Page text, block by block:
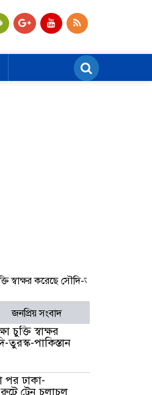
করেছে সৌদি-তুরস্ক-পাকিস্তান
জনপ্রিয় সংবাদ
চুক্তি স্বাক্ষর
তুরস্ক-পাকিস্তান
পর ঢাকা-
ট্রেন চলাচল